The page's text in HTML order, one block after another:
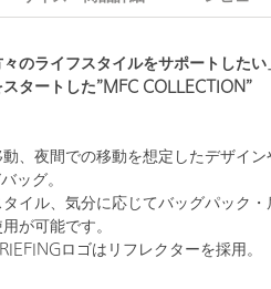
のライフスタイルをサポートしたい
タートした”MFC COLLECTION”
、夜間での移動を想定したデザイン
ッグ。
イル、気分に応じてバッグパック・
が可能です。
ロゴはリフレクターを採用。